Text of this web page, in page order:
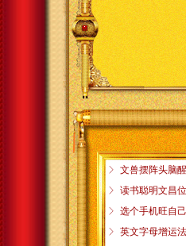
ꁕ 文兽摆阵头脑醒
ꁕ 读书聪明文昌位
ꁕ 选个手机旺自己
ꁕ 英文字母增运法